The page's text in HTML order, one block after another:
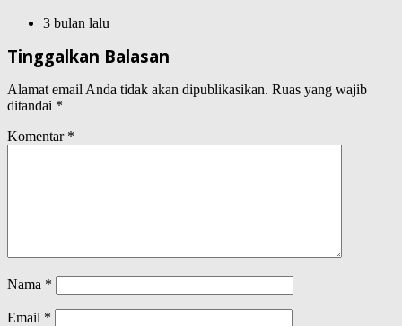
3 bulan lalu
Tinggalkan Balasan
Alamat email Anda tidak akan dipublikasikan. Ruas yang wajib
ditandai *
Komentar *
Nama *
Email *